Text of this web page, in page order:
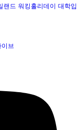
랜드 워킹홀리데이 대학입
브